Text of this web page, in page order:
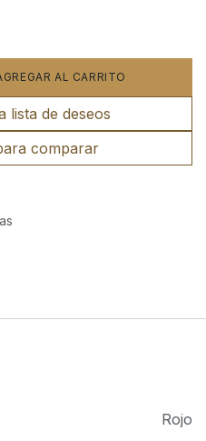
AL CARRITO
comparar
lista de deseos
Rojo